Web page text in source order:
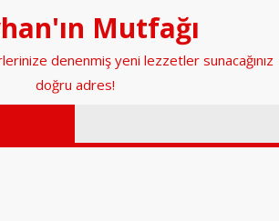
Mutfağı
denenmiş yeni lezzetler sunacağınız
doğru adres!